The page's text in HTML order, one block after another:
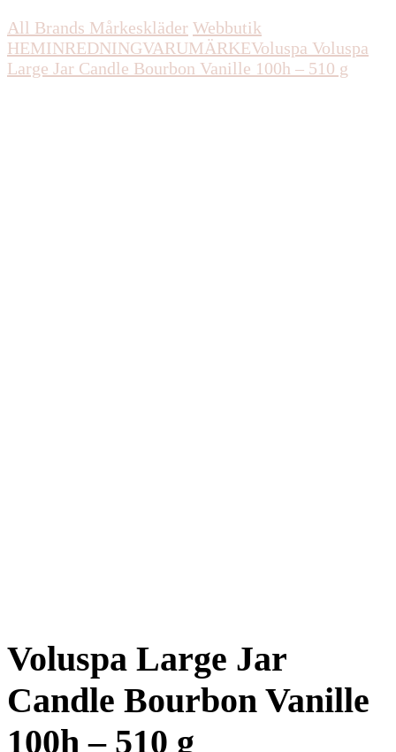
All Brands Mårkeskläder Webbutik
HEMINREDNINGVARUMÄRKEVoluspa Voluspa
Large Jar Candle Bourbon Vanille 100h – 510 g
Voluspa Large Jar
Candle Bourbon Vanille
100h – 510 g